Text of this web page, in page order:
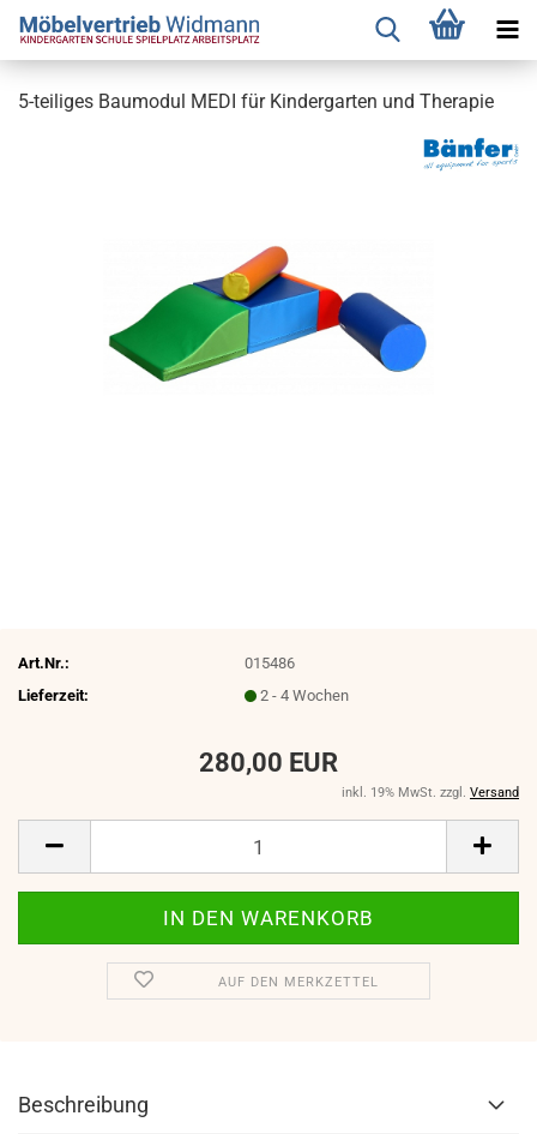
5-teiliges Baumodul MEDI für Kindergarten und Therapie
Art.Nr.:
015486
Lieferzeit:
2 - 4 Wochen
280,00 EUR
inkl. 19% MwSt. zzgl. Versand
AUF DEN MERKZETTEL
Beschreibung